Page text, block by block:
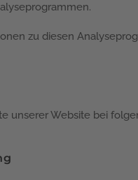
zu diesen
unserer Website bei